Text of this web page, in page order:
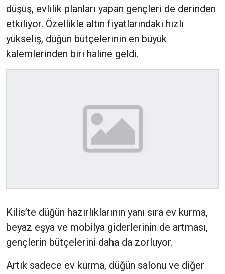
düşüş, evlilik planları yapan gençleri de derinden
etkiliyor. Özellikle altın fiyatlarındaki hızlı
yükseliş, düğün bütçelerinin en büyük
kalemlerinden biri haline geldi.
Kilis’te düğün hazırlıklarının yanı sıra ev kurma,
beyaz eşya ve mobilya giderlerinin de artması,
gençlerin bütçelerini daha da zorluyor.
Artık sadece ev kurma, düğün salonu ve diğer